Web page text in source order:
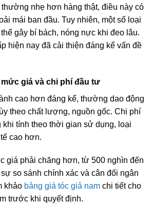
nhẹ hơn hàng thật, điều này có
mái ban đầu. Tuy nhiên, một số loại
gây bí bách, nóng nực khi đeo lâu.
hiện nay đã cải thiện đáng kể vấn đề
giá và chi phí đầu tư
cao hơn đáng kể, thường dao động
theo chất lượng, nguồn gốc. Chi phí
tính theo thời gian sử dụng, loại
cao hơn.
giá phải chăng hơn, từ 500 nghìn đến
so sánh chính xác và cân đối ngân
khảo bảng giá tóc giả nam chi tiết cho
trước khi quyết định.